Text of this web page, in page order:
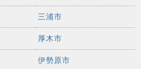
三浦市
厚木市
伊勢原市